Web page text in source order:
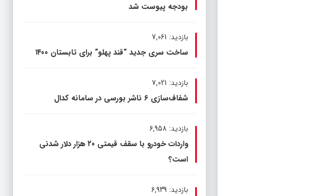
بودجه پیوست شد
بازدید: 7,061
ساخت سری جدید “قند پهلو” برای تابستان ۱۴۰۰
بازدید: 7,021
شفاف‌سازی ۶ ناشر بورسی در سامانه کدال
بازدید: 6,958
واردات خودرو با سقف قیمتی ۲۰ هزار دلار شدنی
است؟
بازدید: 6,939